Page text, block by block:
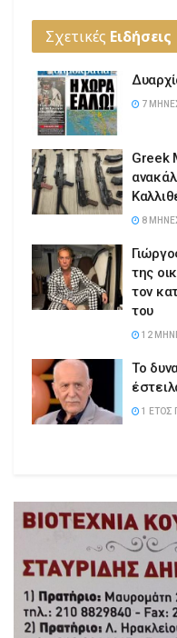
Σχετικές Ειδήσεις
7
Greek
8
της
τον
του
12
Το
1 ΈΤΟΣ